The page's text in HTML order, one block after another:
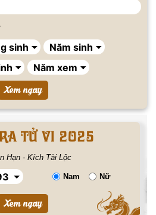
TỬ VI 2025
Hạn - Kích Tài Lộc
Nam Nữ